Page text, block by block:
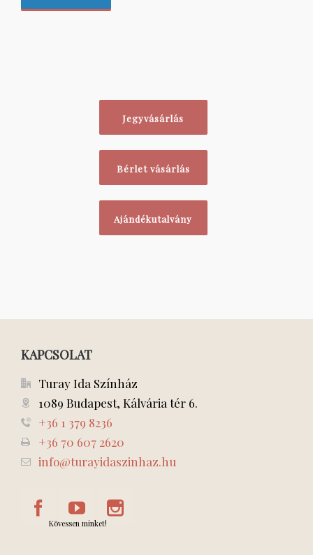
Jegyvásárlás
Bérlet vásárlás
Ajándékutalvány
KAPCSOLAT
Turay Ida Színház
1089 Budapest, Kálvária tér 6.
+36 1 379 8236
+36 70 607 2620
info@turayidaszinhaz.hu
Kövessen minket!